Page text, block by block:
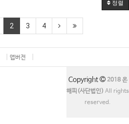
정렬
2 3 4
앱버전
Copyright
2018 온
해피(사단법인) All rights
reserved.